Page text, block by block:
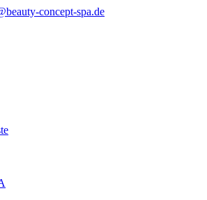
concept-spa.de